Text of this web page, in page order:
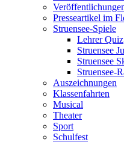
Presseartikel im
Struensee-Spiele
Lehrer Quiz
Struensee
Struensee
Struensee-
Auszeichnungen
Klassenfahrten
Musical
Theater
Sport
Schulfest